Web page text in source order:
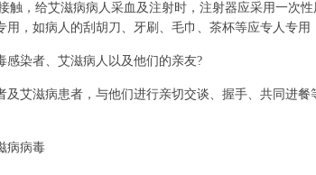
，给艾滋病病人采血及注射时，注射器应采用一次性
，如病人的刮胡刀、牙刷、毛巾、茶杯等应专人专用
染者、艾滋病人以及他们的亲友?
滋病患者，与他们进行亲切交谈、握手、共同进餐
病病毒